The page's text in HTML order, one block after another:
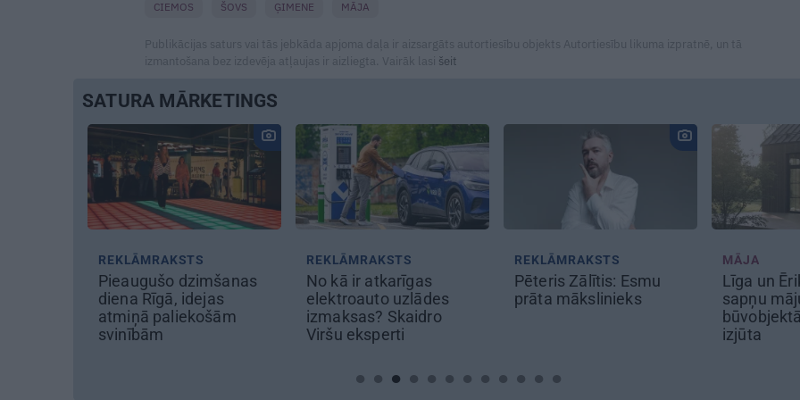
CIEMOS ŠOVS ĢIMENE MĀJA
Publikācijas saturs vai tās jebkāda apjoma daļa ir aizsargāts autortiesību objekts Autortiesību likuma izpratnē, un tā
izmantošana bez izdevēja atļaujas ir aizliegta. Vairāk lasi šeit
SATURA MĀRKETINGS
REKLĀMRAKSTS
Pieaugušo dzimšanas
diena Rīgā, idejas
atmiņā paliekošām
svinībām
REKLĀMRAKSTS
No kā ir atkarīgas
elektroauto uzlādes
izmaksas? Skaidro
Viršu eksperti
REKLĀMRAKSTS
Pēteris Zālītis: Esmu
prāta mākslinieks
MĀJA
Līga un
sapņu
izjūta